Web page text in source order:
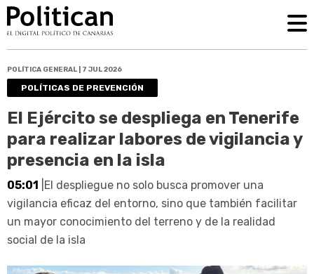
POLÍTICA GENERAL | 7 JUL 2026
POLÍTICAS DE PREVENCIÓN
El Ejército se despliega en Tenerife
para realizar labores de vigilancia y
presencia en la isla
05:01 |El despliegue no solo busca promover una
vigilancia eficaz del entorno, sino que también facilitar
un mayor conocimiento del terreno y de la realidad
social de la isla